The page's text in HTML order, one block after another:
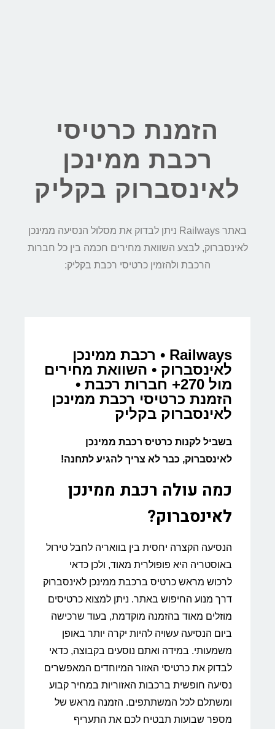
הזמנת כרטיסי
רכבת ממינכן
לאינסברוק בקליק
באתר Railways ניתן לבדוק את מסלול הנסיעה ממינכן
לאינסברוק, לבצע השוואת מחירים חכמה בין כל חברות
הרכבת ולהזמין כרטיסי רכבת בקליק:
Railways • רכבת ממינכן
לאינסברוק • השוואת מחירים
מול 270+ חברות רכבת •
הזמנת כרטיסי רכבת ממינכן
לאינסברוק בקליק
בשביל לקנות כרטיס רכבת ממינכן
לאינסברוק, כבר לא צריך להגיע לתחנה!
כמה עולה רכבת ממינכן
לאינסברוק?
הנסיעה הקצרה יחסית בין בוואריה לחבל טירול
באוסטריה היא פופולרית מאוד, ולכן כדאי
לרכוש מראש כרטיס ברכבת ממינכן לאינסברוק
דרך מנוע החיפוש באתר. ניתן למצוא כרטיסים
מוזלים מאוד בהזמנה מוקדמת, בעוד שרכישה
ביום הנסיעה עשויה להיות יקרה יותר באופן
משמעותי. במידה ואתם נוסעים בקבוצה, כדאי
לבדוק את כרטיסי האזור המיוחדים המאפשרים
נסיעה חופשית ברכבות האזוריות במחיר קבוע
ומשתלם לכל המשתתפים. הזמנה מראש של
מספר שבועות תבטיח לכם את התעריף